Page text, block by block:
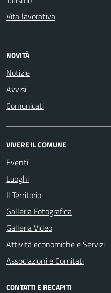
Vita lavorativa
NOVITÀ
Notizie
Avvisi
Comunicati
VIVERE IL COMUNE
Eventi
Luoghi
Il Territorio
Galleria Fotografica
Galleria Video
Attività economiche e Servizi
Associazioni e Comitati
CONTATTI E RECAPITI